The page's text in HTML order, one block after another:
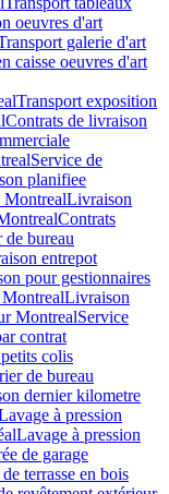
oeuvres d'art
galerie d'art
caisse oeuvres d'art
Transport exposition
Contrats de livraison
Service de
planifiee
MontrealLivraison
Contrats
bureau
entrepot
pour gestionnaires
Livraison
MontrealService
contrat
colis
de bureau
dernier kilometre
à pression
Lavage à pression
de garage
terrasse en bois